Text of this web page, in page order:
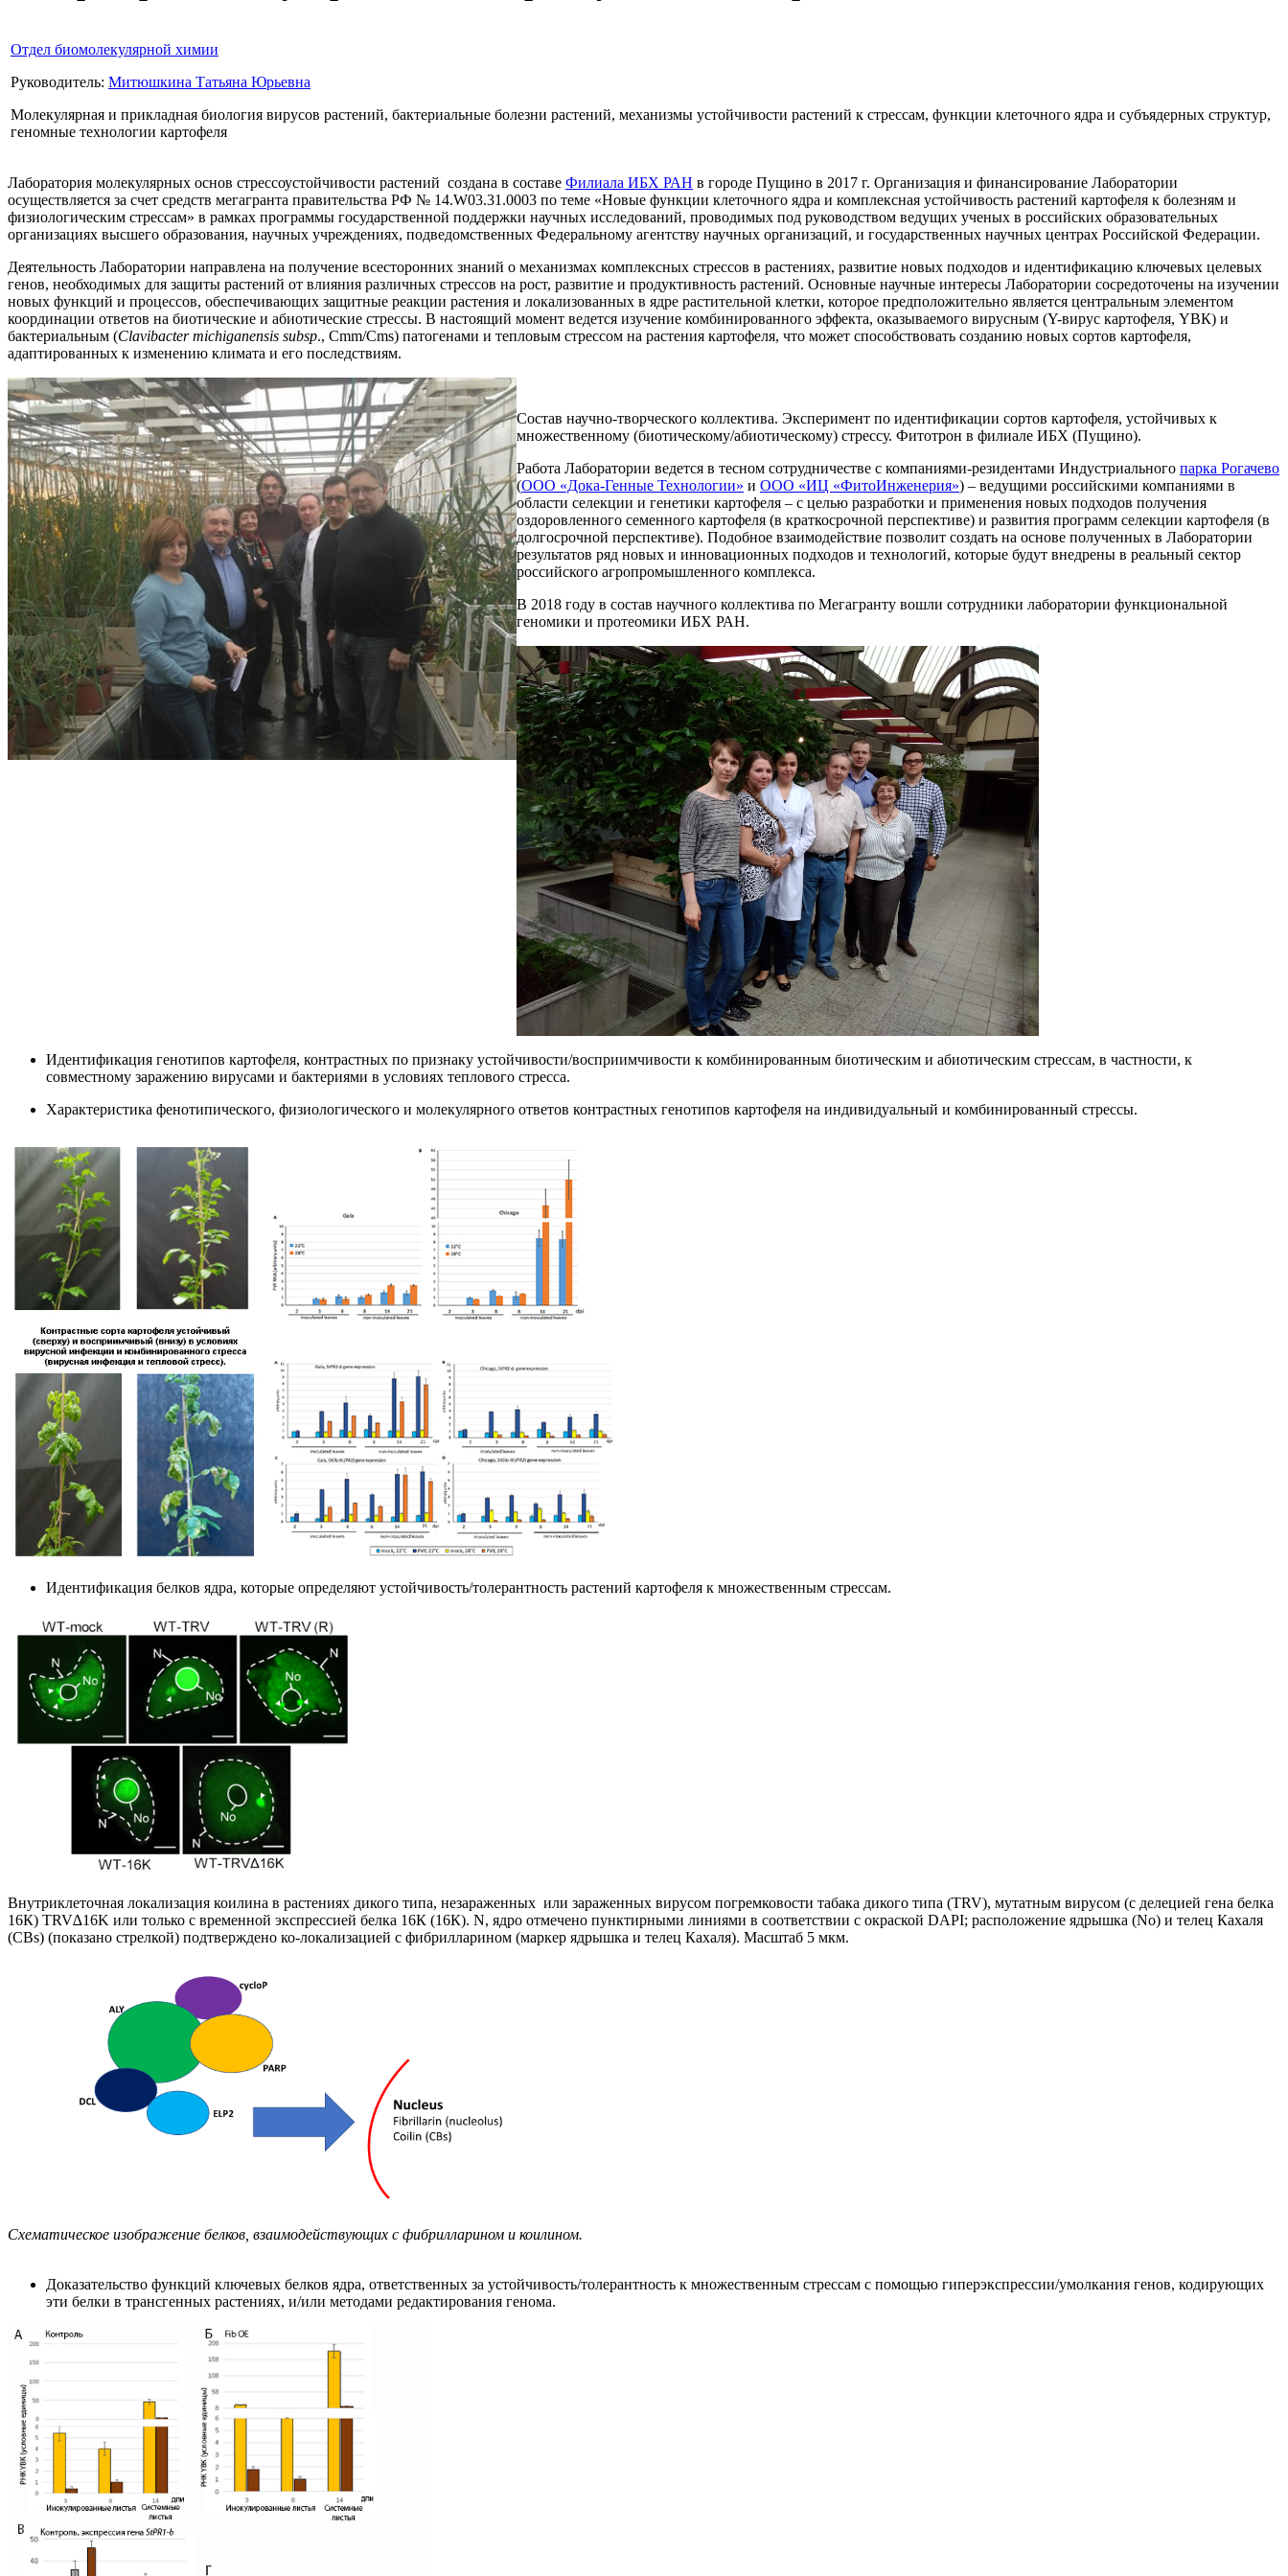
Отдел биомолекулярной химии
Руководитель: Митюшкина Татьяна Юрьевна
Молекулярная и прикладная биология вирусов растений, бактериальные болезни растений, механизмы устойчивости растений к стрессам, функции клеточного ядра и субъядерных структур,
геномные технологии картофеля
Лаборатория молекулярных основ стрессоустойчивости растений создана в составе Филиала ИБХ РАН в городе Пущино в 2017 г. Организация и финансирование Лаборатории
осуществляется за счет средств мегагранта правительства РФ № 14.W03.31.0003 по теме «Новые функции клеточного ядра и комплексная устойчивость растений картофеля к болезням и
физиологическим стрессам» в рамках программы государственной поддержки научных исследований, проводимых под руководством ведущих ученых в российских образовательных
организациях высшего образования, научных учреждениях, подведомственных Федеральному агентству научных организаций, и государственных научных центрах Российской Федерации.
Деятельность Лаборатории направлена на получение всесторонних знаний о механизмах комплексных стрессов в растениях, развитие новых подходов и идентификацию ключевых целевых
генов, необходимых для защиты растений от влияния различных стрессов на рост, развитие и продуктивность растений. Основные научные интересы Лаборатории сосредоточены на изучении
новых функций и процессов, обеспечивающих защитные реакции растения и локализованных в ядре растительной клетки, которое предположительно является центральным элементом
координации ответов на биотические и абиотические стрессы. В настоящий момент ведется изучение комбинированного эффекта, оказываемого вирусным (Y-вирус картофеля, YBК) и
бактериальным (Clavibacter michiganensis subsp., Cmm/Cms) патогенами и тепловым стрессом на растения картофеля, что может способствовать созданию новых сортов картофеля,
адаптированных к изменению климата и его последствиям.
Состав научно-творческого коллектива. Эксперимент по идентификации сортов картофеля, устойчивых к
множественному (биотическому/абиотическому) стрессу. Фитотрон в филиале ИБХ (Пущино).
Работа Лаборатории ведется в тесном сотрудничестве с компаниями-резидентами Индустриального парка Рогачево
(ООО «Дока-Генные Технологии» и ООО «ИЦ «ФитоИнженерия») – ведущими российскими компаниями в
области селекции и генетики картофеля – с целью разработки и применения новых подходов получения
oздоровленного семенного картофеля (в краткосрочной перспективе) и развития программ селекции картофеля (в
долгосрочной перспективе). Подобное взаимодействие позволит создать на основе полученных в Лаборатории
результатов ряд новых и инновационных подходов и технологий, которые будут внедрены в реальный сектор
российского агропромышленного комплекса.
В 2018 году в состав научного коллектива по Мегагранту вошли сотрудники лаборатории функциональной
геномики и протеомики ИБХ РАН.
Идентификация генотипов картофеля, контрастных по признаку устойчивости/восприимчивости к комбинированным биотическим и абиотическим стрессам, в частности, к
совместному заражению вирусами и бактериями в условиях теплового стресса.
Характеристика фенотипического, физиологического и молекулярного ответов контрастных генотипов картофеля на индивидуальный и комбинированный стрессы.
Идентификация белков ядра, которые определяют устойчивость/толерантность растений картофеля к множественным стрессам.
Внутриклеточная локализация коилина в растениях дикого типа, незараженных или зараженных вирусом погремковости табака дикого типа (TRV), мутатным вирусом (с делецией гена белка
16К) TRV∆16K или только с временной экспрессией белка 16К (16К). N, ядро отмечено пунктирными линиями в соответствии с окраской DAPI; расположение ядрышка (No) и телец Кахаля
(CBs) (показано стрелкой) подтверждено ко-локализацией с фибрилларином (маркер ядрышка и телец Кахаля). Масштаб 5 мкм.
Схематическое изображение белков, взаимодействующих с фибрилларином и коилином.
Доказательство функций ключевых белков ядра, ответственных за устойчивость/толерантность к множественным стрессам с помощью гиперэкспрессии/умолкания генов, кодирующих
эти белки в трансгенных растениях, и/или методами редактирования генома.